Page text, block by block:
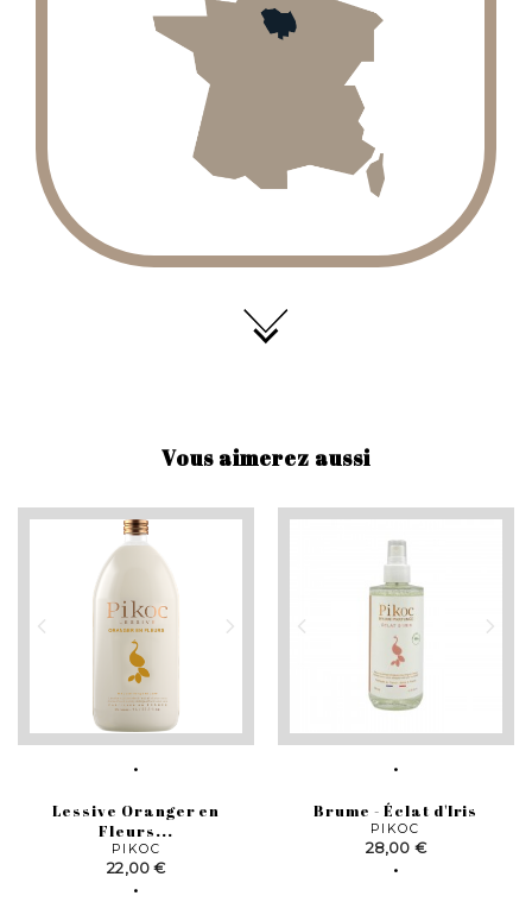
Vous aimerez aussi
Lessive Oranger en
Fleurs...
PIKOC
Prix
22,00 €
Brume - Éclat d'Iris
PIKOC
Prix
28,00 €